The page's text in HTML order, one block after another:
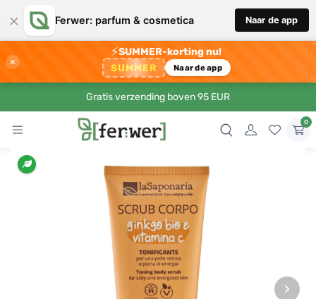
× Ferwer: parfum & cosmetica Naar de app
×
⚡SUMMER-korting nu!
SUMMER Naar de app
Gratis verzending boven 95 EUR
0
›